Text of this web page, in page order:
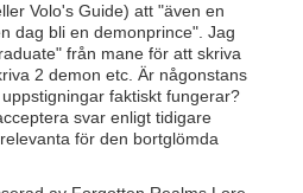
Volo's Guide) att "även en
dag bli en demonprince". Jag
från mane för att skriva
2 demon etc. Är någonstans
faktiskt fungerar?
svar enligt tidigare
för den bortglömda